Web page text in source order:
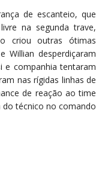
de escanteio, que
na segunda trave,
criou outras ótimas
Willian desperdiçaram
e companhia tentaram
nas rígidas linhas de
de reação ao time
técnico no comando